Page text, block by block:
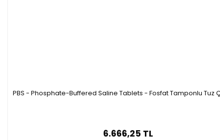
PBS - Phosphate-Buffered Saline Tablets - Fosfat Tamponlu Tuz
6.666,25 TL